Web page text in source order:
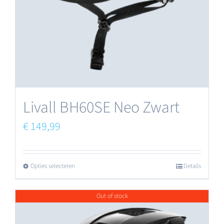
Livall BH60SE Neo Zwart
€149,99
Opties selecterenDit
product
heeft
Details
Out of stock